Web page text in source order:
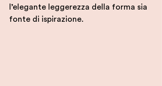
l’elegante leggerezza della forma sia
fonte di ispirazione.